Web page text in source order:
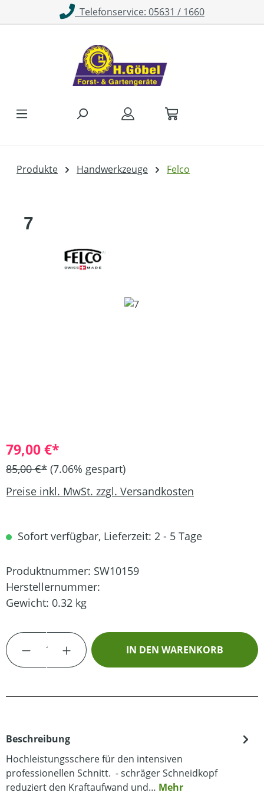
Zum Hauptinhalt springenTelefonservice: 05631 / 1660
Produkte Handwerkzeuge Felco
7
79,00 €*
85,00 €* (7.06% gespart)
Preise inkl. MwSt. zzgl. Versandkosten
Sofort verfügbar, Lieferzeit: 2 - 5 Tage
Produktnummer: SW10159
Herstellernummer:
Gewicht: 0.32 kg
Produkt Anzahl: Gib den gewünschten
IN DEN WARENKORB
Beschreibung
Hochleistungsschere für den intensiven
professionellen Schnitt. - schräger Schneidkopf
reduziert den Kraftaufwand und… Mehr